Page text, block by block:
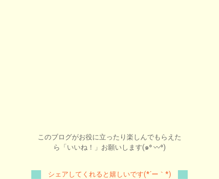
このブログがお役に立ったり楽しんでもらえた
ら「いいね！」お願いします(๑⁰ 〰⁰)
シェアしてくれると嬉しいです(*´ー｀*)